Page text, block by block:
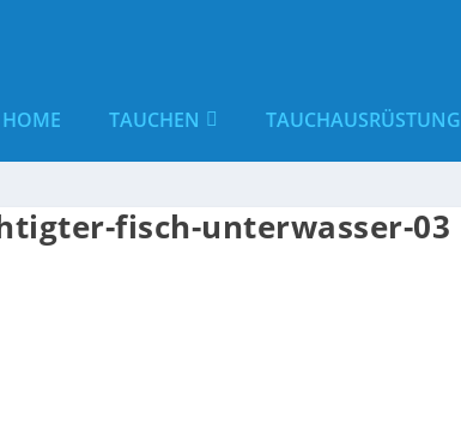
HOME TAUCHEN TAUCHAUSRÜSTUNG
fisch-unterwasser-03